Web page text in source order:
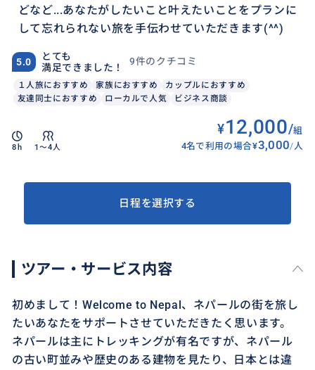
どなど...あなたがしたいこと叶えたいことをプランに
して忘れられない旅を手伝わせていただきます(^^)
5.0
とても
満足できました！
9件のクチコミ
１人旅におすすめ 家族におすすめ
カップルにおすすめ
友達同士におすすめ
ローカルで人気 ビジネス商談
8h 1〜4人
¥12,000/組
4名で利用の場合¥3,000/人
日程を選択する
ツアー・サービス内容
初めまして！Welcome to Nepal、ネパールの街を旅し
たいあなたをサポートさせていただきたく思います。
ネパールは主にトレッキングが有名ですが、ネパール
の古い町並みや歴史のある建物を見たり、日本とは違